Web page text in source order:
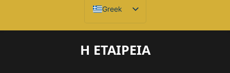
Greek
Η ΕΤΑΙΡΕΙΑ